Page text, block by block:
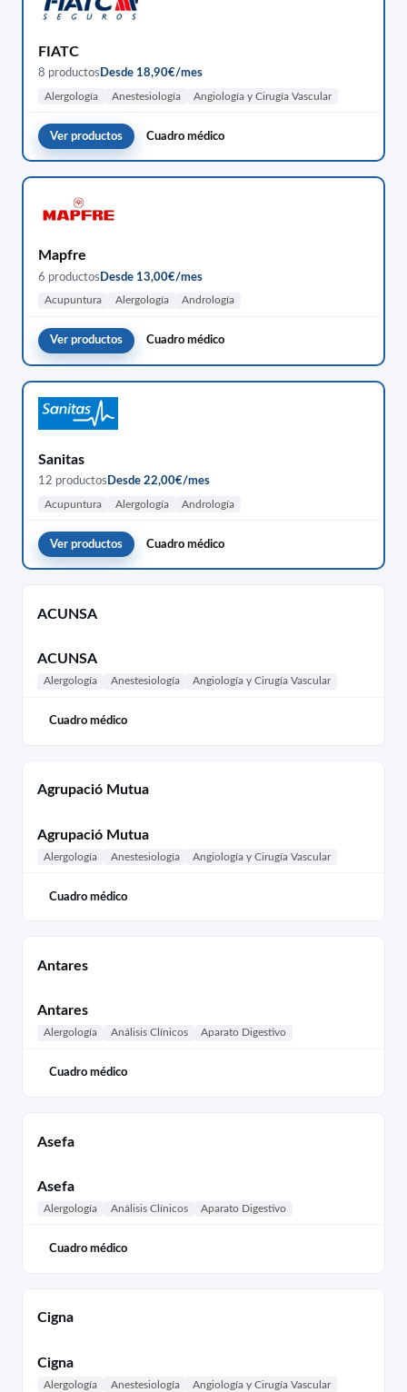
FIATC
8 productos Desde 18,90€/mes
Alergología Anestesiología Angiología y Cirugía Vascular
Ver productos Cuadro médico
Mapfre
6 productos Desde 13,00€/mes
Acupuntura Alergología Andrología
Ver productos Cuadro médico
Sanitas
12 productos Desde 22,00€/mes
Acupuntura Alergología Andrología
Ver productos Cuadro médico
ACUNSA
ACUNSA
Alergología Anestesiología Angiología y Cirugía Vascular
Cuadro médico
Agrupació Mutua
Agrupació Mutua
Alergología Anestesiología Angiología y Cirugía Vascular
Cuadro médico
Antares
Antares
Alergología Análisis Clínicos Aparato Digestivo
Cuadro médico
Asefa
Asefa
Alergología Análisis Clínicos Aparato Digestivo
Cuadro médico
Cigna
Cigna
Alergología Anestesiología Angiología y Cirugía Vascular